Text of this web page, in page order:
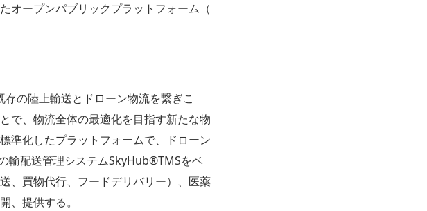
オープンパブリックプラットフォーム（
の陸上輸送とドローン物流を繋ぎこ
で、物流全体の最適化を目指す新たな物
準化したプラットフォームで、ドローン
輸配送管理システムSkyHub®TMSをベ
、買物代行、フードデリバリー）、医薬
、提供する。